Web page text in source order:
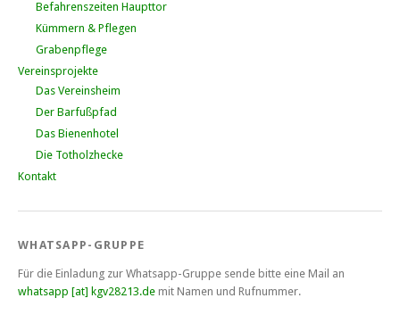
Befahrenszeiten Haupttor
Kümmern & Pflegen
Grabenpflege
Vereinsprojekte
Das Vereinsheim
Der Barfußpfad
Das Bienenhotel
Die Totholzhecke
Kontakt
WHATSAPP-GRUPPE
Für die Einladung zur Whatsapp-Gruppe sende bitte eine Mail an
whatsapp [at] kgv28213.de mit Namen und Rufnummer.